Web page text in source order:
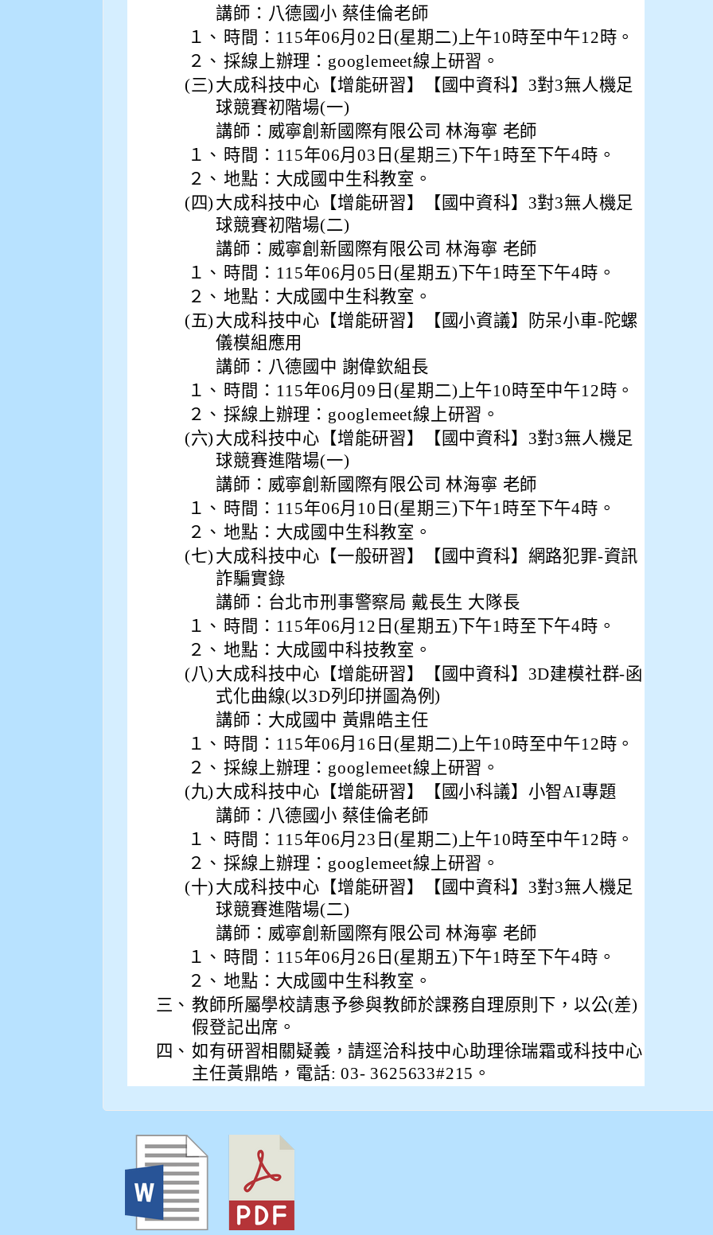
講師：八德國小 蔡佳倫老師
１、 時間：115年06月02日(星期二)上午10時至中午12時。
２、 採線上辦理：googlemeet線上研習。
(三) 大成科技中心【增能研習】【國中資科】3對3無人機足
球競賽初階場(一)
講師：威寧創新國際有限公司 林海寧 老師
１、 時間：115年06月03日(星期三)下午1時至下午4時。
２、 地點：大成國中生科教室。
(四) 大成科技中心【增能研習】【國中資科】3對3無人機足
球競賽初階場(二)
講師：威寧創新國際有限公司 林海寧 老師
１、 時間：115年06月05日(星期五)下午1時至下午4時。
２、 地點：大成國中生科教室。
(五) 大成科技中心【增能研習】【國小資議】防呆小車-陀螺
儀模組應用
講師：八德國中 謝偉欽組長
１、 時間：115年06月09日(星期二)上午10時至中午12時。
２、 採線上辦理：googlemeet線上研習。
(六) 大成科技中心【增能研習】【國中資科】3對3無人機足
球競賽進階場(一)
講師：威寧創新國際有限公司 林海寧 老師
１、 時間：115年06月10日(星期三)下午1時至下午4時。
２、 地點：大成國中生科教室。
(七) 大成科技中心【一般研習】【國中資科】網路犯罪-資訊
詐騙實錄
講師：台北市刑事警察局 戴長生 大隊長
１、 時間：115年06月12日(星期五)下午1時至下午4時。
２、 地點：大成國中科技教室。
(八) 大成科技中心【增能研習】【國中資科】3D建模社群-函
式化曲線(以3D列印拼圖為例)
講師：大成國中 黃鼎皓主任
１、 時間：115年06月16日(星期二)上午10時至中午12時。
２、 採線上辦理：googlemeet線上研習。
(九) 大成科技中心【增能研習】【國小科議】小智AI專題
講師：八德國小 蔡佳倫老師
１、 時間：115年06月23日(星期二)上午10時至中午12時。
２、 採線上辦理：googlemeet線上研習。
(十) 大成科技中心【增能研習】【國中資科】3對3無人機足
球競賽進階場(二)
講師：威寧創新國際有限公司 林海寧 老師
１、 時間：115年06月26日(星期五)下午1時至下午4時。
２、 地點：大成國中生科教室。
三、 教師所屬學校請惠予參與教師於課務自理原則下，以公(差)
假登記出席。
四、 如有研習相關疑義，請逕洽科技中心助理徐瑞霜或科技中心
主任黃鼎皓，電話: 03- 3625633#215。